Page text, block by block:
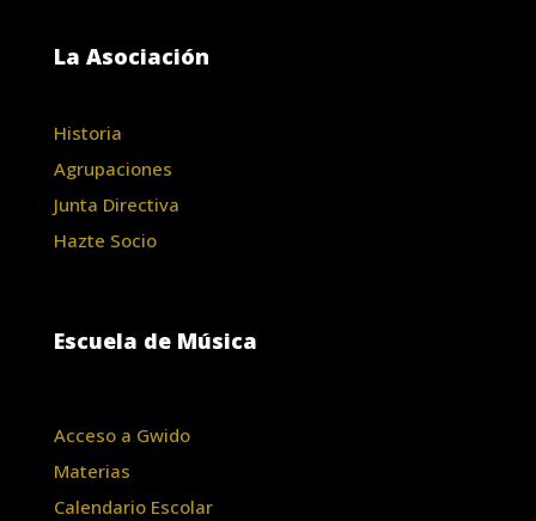
La Asociación
Historia
Agrupaciones
Junta Directiva
Hazte Socio
Escuela de Música
Acceso a Gwido
Materias
Calendario Escolar